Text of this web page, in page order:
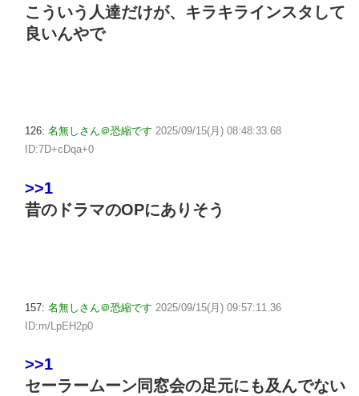
こういう人達だけが、キラキラインスタして
良いんやで
126: 名無しさん＠恐縮です 2025/09/15(月) 08:48:33.68
ID:7D+cDqa+0
>>1
昔のドラマのOPにありそう
157: 名無しさん＠恐縮です 2025/09/15(月) 09:57:11.36
ID:m/LpEH2p0
>>1
セーラームーン同窓会の足元にも及んでない